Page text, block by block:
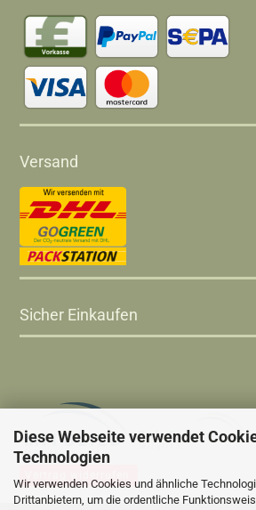
Diese Webseite verwendet
Technologien
Wir verwenden Cookies und ähnliche
Drittanbietern, um die ordentliche
Versand
Sicher Einkaufen